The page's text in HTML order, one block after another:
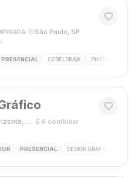
São Paulo, SP
PRESENCIAL CORELDRAW PHOTOSHOP
Belo Horizonte, MG A combinar·
PRESENCIAL DESIGN GRÁFICO